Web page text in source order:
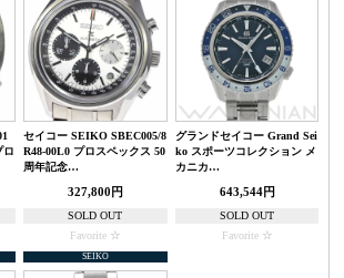
ロ
セイコー SEIKO SBEC005/8
R48-00L0 プロスペックス 50
周年記念…
327,800円
SOLD OUT
Favorite
グランドセイコー Grand Sei
ko スポーツコレクション メ
カニカ…
643,544円
SOLD OUT
Favorite
SEIKO